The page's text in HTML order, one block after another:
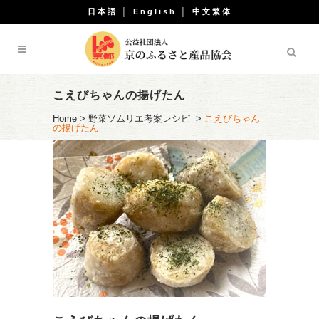
日本語 English 中文繁体
こえびちゃんの揚げたん
Home > 野菜ソムリエ考案レシピ > こえびちゃん
の揚げたん